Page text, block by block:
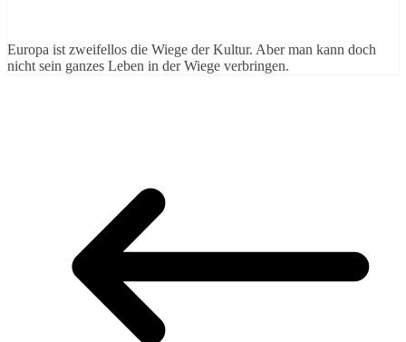
Europa ist zweifellos die Wiege der Kultur. Aber man kann doch
nicht sein ganzes Leben in der Wiege verbringen.